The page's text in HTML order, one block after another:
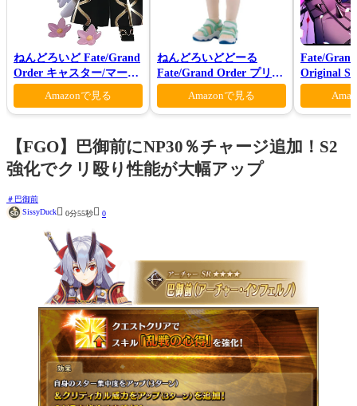
ねんどろいど Fate/Grand
Order キャスター/マーリ
ン 花の魔術師Ver.
Amazonで見る
ねんどろいどどーる
Fate/Grand Order プリテ
ンダー/オベロン 爽やかサ
マー・プリンスVer.
Amazonで見る
Fate/
Original
【FGO】巴御前にNP30％チャージ追加！S2
強化でクリ殴り性能が大幅アップ
巴御前
SissyDuck 0分55秒 0